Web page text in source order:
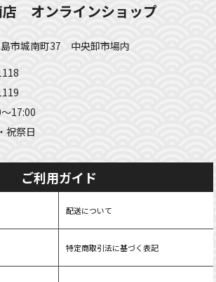
店 オンラインショップ
市城南町37 中央卸市場内
17:00
祝祭日
ご利用ガイド
配送について
特定商取引法に基づく表記